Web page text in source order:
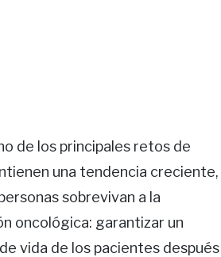
de los principales retos de
una tendencia creciente,
sobrevivan a la
oncológica: garantizar un
vida de los pacientes después